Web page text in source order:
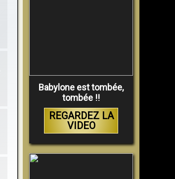
Babylone est tombée,
tombée !!
REGARDEZ LA
VIDEO